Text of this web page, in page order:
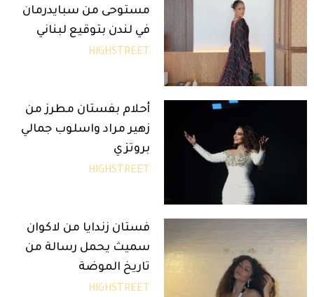
مستوحى من سبايدرمان
في لندن بتوقيع لبناني
HIGHSTREET
أحلام بفستان مطرز من
زهير مراد واسلوب جمالي
بروتزي
HIGHSTREET
فستان زندايا من لاكوان
سميث يحمل رسالة من
تاريخ الموضة
HIGHSTREET